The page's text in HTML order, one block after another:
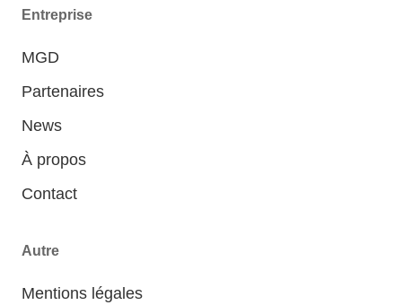
Entreprise
MGD
Partenaires
News
À propos
Contact
Autre
Mentions légales